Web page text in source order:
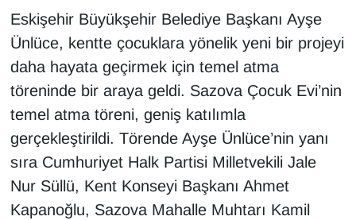
Eskişehir Büyükşehir Belediye Başkanı Ayşe
Ünlüce, kentte çocuklara yönelik yeni bir projeyi
daha hayata geçirmek için temel atma
töreninde bir araya geldi. Sazova Çocuk Evi’nin
temel atma töreni, geniş katılımla
gerçekleştirildi. Törende Ayşe Ünlüce’nin yanı
sıra Cumhuriyet Halk Partisi Milletvekili Jale
Nur Süllü, Kent Konseyi Başkanı Ahmet
Kapanoğlu, Sazova Mahalle Muhtarı Kamil